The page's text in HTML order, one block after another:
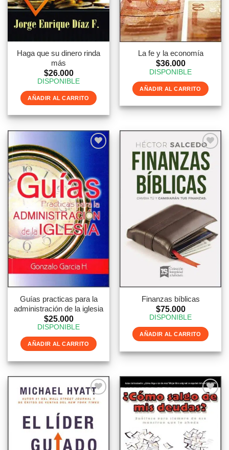
Haga que su dinero rinda
más
$26.000
DISPONIBLE
AÑADIR AL CARRITO
La fe y la economía
$36.000
DISPONIBLE
AÑADIR AL CARRITO
Guías practicas para la
administración de la iglesia
$25.000
DISPONIBLE
AÑADIR AL CARRITO
Finanzas bíblicas
$75.000
DISPONIBLE
AÑADIR AL CARRITO